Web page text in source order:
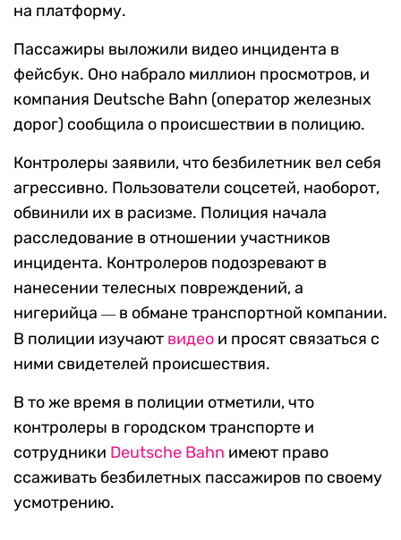
на платформу.
Пассажиры выложили видео инцидента в
фейсбук. Оно набрало миллион просмотров, и
компания Deutsche Bahn (оператор железных
дорог) сообщила о происшествии в полицию.
Контролеры заявили, что безбилетник вел себя
агрессивно. Пользователи соцсетей, наоборот,
обвинили их в расизме. Полиция начала
расследование в отношении участников
инцидента. Контролеров подозревают в
нанесении телесных повреждений, а
нигерийца — в обмане транспортной компании.
В полиции изучают видео и просят связаться с
ними свидетелей происшествия.
В то же время в полиции отметили, что
контролеры в городском транспорте и
сотрудники Deutsche Bahn имеют право
ссаживать безбилетных пассажиров по своему
усмотрению.